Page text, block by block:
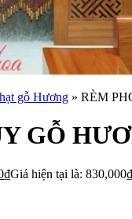
gỗ Hương » RÈM
GỖ
₫Giá hiện tại là: